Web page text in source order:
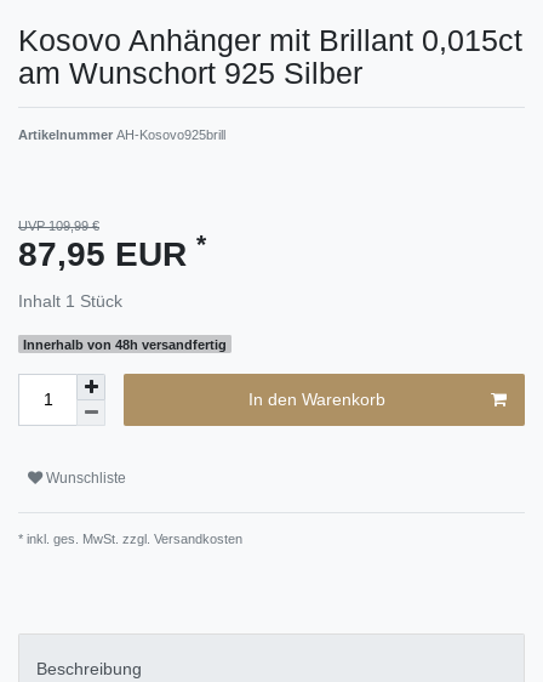
Kosovo Anhänger mit Brillant 0,015ct
am Wunschort 925 Silber
Artikelnummer AH-Kosovo925brill
UVP 109,99 €
87,95 EUR *
Inhalt 1 Stück
Innerhalb von 48h versandfertig
In den Warenkorb
Wunschliste
* inkl. ges. MwSt. zzgl. Versandkosten
Beschreibung